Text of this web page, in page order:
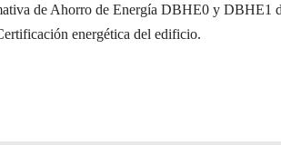
de Ahorro de Energía DBHE0 y DBHE1
energética del edificio.